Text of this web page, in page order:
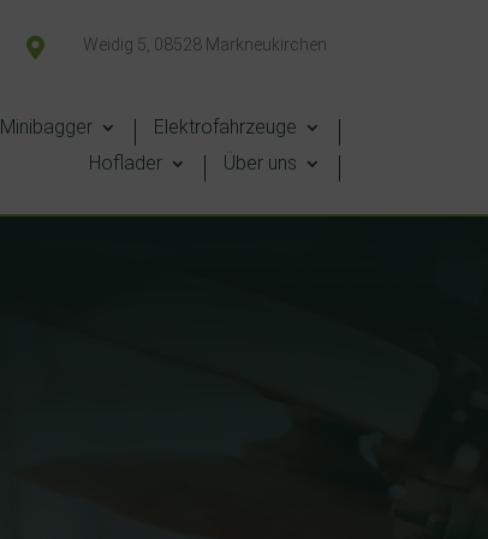
 Weidig 5, 08528 Markneukirchen
Minibagger
Elektrofahrzeuge
Hoflader
Über uns